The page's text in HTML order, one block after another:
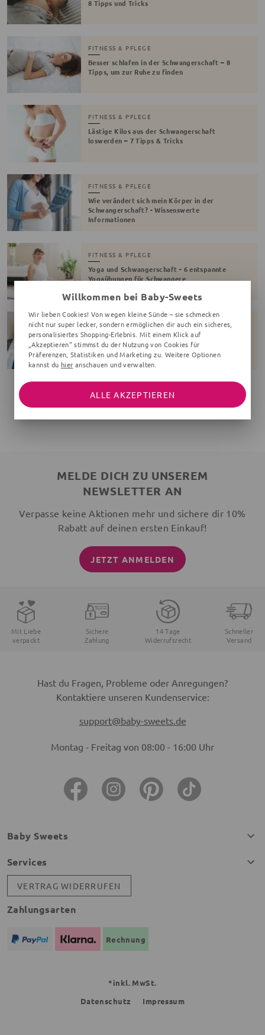
8 Tipps und Tricks
FITNESS & PFLEGE
Besser schlafen in der Schwangerschaft – 8
Tipps, um zur Ruhe zu finden
FITNESS & PFLEGE
Lästige Kilos aus der Schwangerschaft
loswerden – 7 Tipps & Tricks
FITNESS & PFLEGE
Wie verändert sich mein Körper in der
Schwangerschaft? - Wissenswerte
Informationen
FITNESS & PFLEGE
Yoga und Schwangerschaft - 6 entspannte
Yogaübungen für Schwangere
FITNESS & PFLEGE
Endlich Durchschlafen! 7 Tipps bei
Schlafproblemen in der Schwangerschaft
MELDE DICH ZU UNSEREM
NEWSLETTER AN
Verpasse keine Aktionen mehr und sichere dir 10%
Rabatt auf deinen ersten Einkauf!
JETZT ANMELDEN
Mit Liebe
verpackt
Sichere
Zahlung
14 Tage
Widerrufsrecht
Schneller
Versand
Hast du Fragen, Probleme oder Anregungen?
Kontaktiere unseren Kundenservice:
support@baby-sweets.de
Montag - Freitag von 08:00 - 16:00 Uhr
Baby Sweets
Services
VERTRAG WIDERRUFEN
Zahlungsarten
Rechnung
*inkl. MwSt.
Datenschutz
Impressum
Willkommen bei Baby-Sweets
Wir lieben Cookies! Von wegen kleine Sünde – sie schmecken
nicht nur super lecker, sondern ermöglichen dir auch ein sicheres,
personalisiertes Shopping-Erlebnis. Mit einem Klick auf
„Akzeptieren“ stimmst du der Nutzung von Cookies für
Präferenzen, Statistiken und Marketing zu. Weitere Optionen
kannst du hier anschauen und verwalten.
ALLE AKZEPTIEREN